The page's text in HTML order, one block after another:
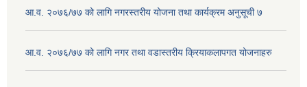
आ.व. २०७६/७७ को लागि नगरस्तरीय योजना तथा कार्यक्रम अनुसूची ७
आ.व. २०७६/७७ को लागि नगर तथा वडास्तरीय क्रियाकलापगत योजनाहरु